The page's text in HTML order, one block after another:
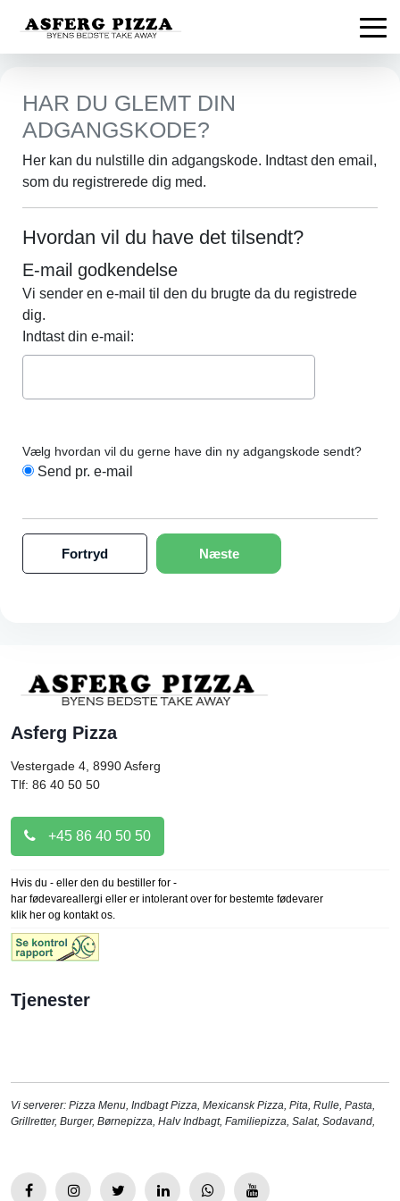
HAR DU GLEMT DIN
ADGANGSKODE?
Her kan du nulstille din adgangskode. Indtast den email,
som du registrerede dig med.
Hvordan vil du have det tilsendt?
E-mail godkendelse
Vi sender en e-mail til den du brugte da du registrede
dig.
Indtast din e-mail:
Vælg hvordan vil du gerne have din ny adgangskode sendt?
Send pr. e-mail
Fortryd Næste
Asferg Pizza
Vestergade 4, 8990Asferg
Tlf: 86 40 50 50
+45 86 40 50 50
Hvis du - eller den du bestiller for -
har fødevareallergi eller er intolerant over for bestemte fødevarer
klik her og kontakt os.
Tjenester
Vi serverer: Pizza Menu Indbagt Pizza Mexicansk Pizza Pita Rulle Pasta
Grillretter, Burger, Børnepizza Halv Indbagt, Familiepizza Salat, Sodavand